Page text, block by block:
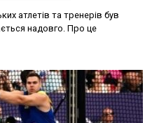
атлетів та тренерів був
надовго. Про це